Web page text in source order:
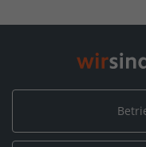
Home / Baden-
Alfred Keller GmbH